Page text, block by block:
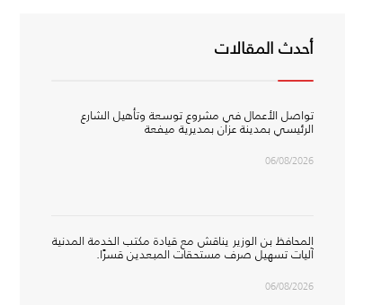
أحدث المقالات
تواصل الأعمال في مشروع توسعة وتأهيل الشارع
الرئيسي بمدينة عزان بمديرية ميفعة
06/08/2026
المحافظ بن الوزير يناقش مع قيادة مكتب الخدمة المدنية
آليات تسهيل صرف مستحقات المبعدين قسرًا.
06/08/2026